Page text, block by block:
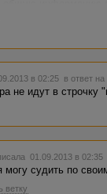
ни кол-во
"обязательность
авторов.
будет вам счастье
в 02:25 в ответ на
не идут в строчку
01.09.2013 в
могу судить по
ветку